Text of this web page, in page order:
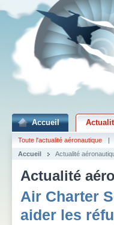
Accueil
Toute l'actualité aéronautique |
Accueil
Actualité
Actualité
Air Charter
aider les